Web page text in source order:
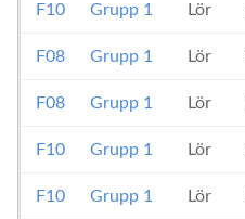
F10 Grupp 1 Lör
F08 Grupp 1 Lör
F08 Grupp 1 Lör
F10 Grupp 1 Lör
F10 Grupp 1 Lör